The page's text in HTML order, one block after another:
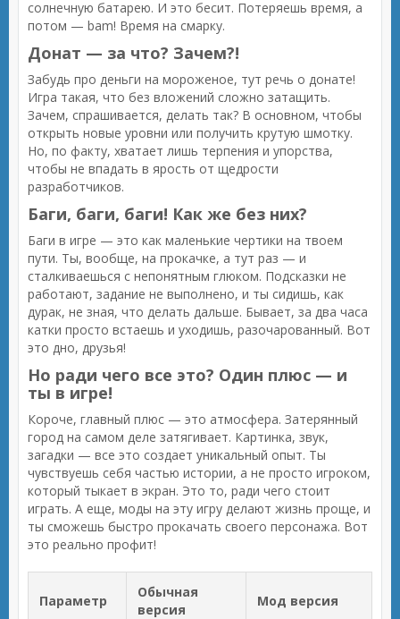
солнечную батарею. И это бесит. Потеряешь время, а
потом — bam! Время на смарку.
Донат — за что? Зачем?!
Забудь про деньги на мороженое, тут речь о донате!
Игра такая, что без вложений сложно затащить.
Зачем, спрашивается, делать так? В основном, чтобы
открыть новые уровни или получить крутую шмотку.
Но, по факту, хватает лишь терпения и упорства,
чтобы не впадать в ярость от щедрости
разработчиков.
Баги, баги, баги! Как же без них?
Баги в игре — это как маленькие чертики на твоем
пути. Ты, вообще, на прокачке, а тут раз — и
сталкиваешься с непонятным глюком. Подсказки не
работают, задание не выполнено, и ты сидишь, как
дурак, не зная, что делать дальше. Бывает, за два часа
катки просто встаешь и уходишь, разочарованный. Вот
это дно, друзья!
Но ради чего все это? Один плюс — и
ты в игре!
Короче, главный плюс — это атмосфера. Затерянный
город на самом деле затягивает. Картинка, звук,
загадки — все это создает уникальный опыт. Ты
чувствуешь себя частью истории, а не просто игроком,
который тыкает в экран. Это то, ради чего стоит
играть. А еще, моды на эту игру делают жизнь проще, и
ты сможешь быстро прокачать своего персонажа. Вот
это реально профит!
Параметр
Обычная
версия
Мод версия